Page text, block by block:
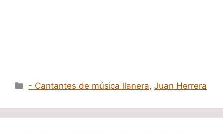
Categorías
- Cantantes de música llanera,Juan Herrera